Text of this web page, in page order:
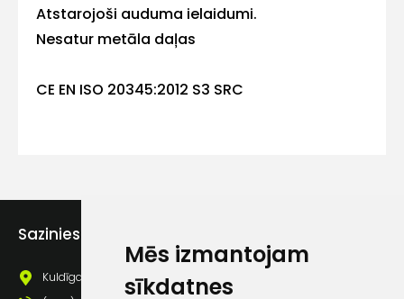
Mēs izmantojam
sīkdatnes
Atstarojoši auduma ielaidumi.
Nesatur metāla daļas
CE EN ISO 20345:2012 S3 SRC
Sazinies ar mums
Kuldīgas iela 69a, Saldus, Saldus nov., LV - 3801
Piekrītu saņemt